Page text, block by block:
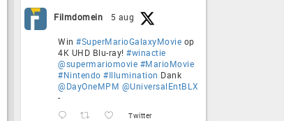
Filmdomein 5 aug
Win #SuperMarioGalaxyMovie op
4K UHD Blu-ray! #winactie
@supermariomovie #MarioMovie
#Nintendo #Illumination Dank
@DayOneMPM @UniversalEntBLX
-
Twitter